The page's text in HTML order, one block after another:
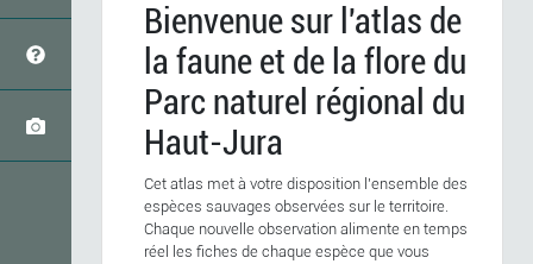
Bienvenue sur l'atlas de
la faune et de la flore du
Parc naturel régional du
Haut-Jura
Cet atlas met à votre disposition l'ensemble des
espèces sauvages observées sur le territoire.
Chaque nouvelle observation alimente en temps
réel les fiches de chaque espèce que vous